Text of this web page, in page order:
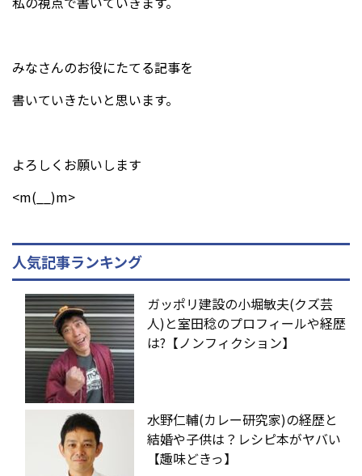
みなさんのお役にたてる記事を
書いていきたいと思います。
よろしくお願いします
<m(__)m>
人気記事ランキング
ガッポリ建設の小堀敏夫(クズ芸
人)と室田稔のプロフィールや経歴
は?【ノンフィクション】
水野仁輔(カレー研究家)の経歴と
結婚や子供は？レシピ本がヤバい
【趣味どきっ】